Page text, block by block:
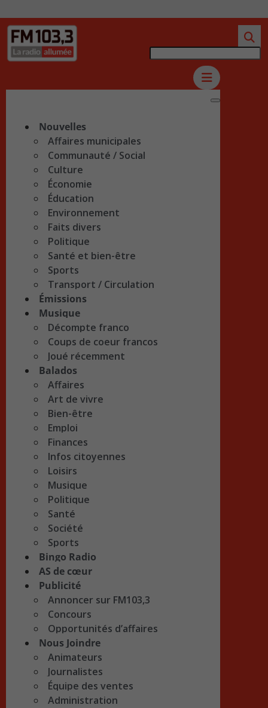
Nouvelles
Affaires municipales
Communauté / Social
Culture
Économie
Éducation
Environnement
Faits divers
Politique
Santé et bien-être
Sports
Transport / Circulation
Émissions
Musique
Décompte franco
Coups de coeur francos
Joué récemment
Balados
Affaires
Art de vivre
Bien-être
Emploi
Finances
Infos citoyennes
Loisirs
Musique
Politique
Santé
Société
Sports
Bingo Radio
AS de cœur
Publicité
Annoncer sur FM103,3
Concours
Opportunités d’affaires
Nous Joindre
Animateurs
Journalistes
Équipe des ventes
Administration